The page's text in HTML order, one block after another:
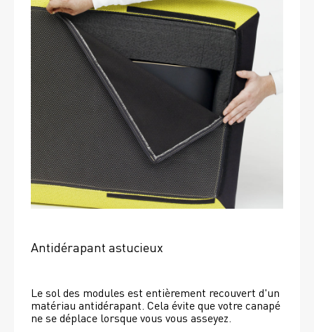
Antidérapant astucieux
Le sol des modules est entièrement recouvert d'un
matériau antidérapant. Cela évite que votre canapé
ne se déplace lorsque vous vous asseyez.